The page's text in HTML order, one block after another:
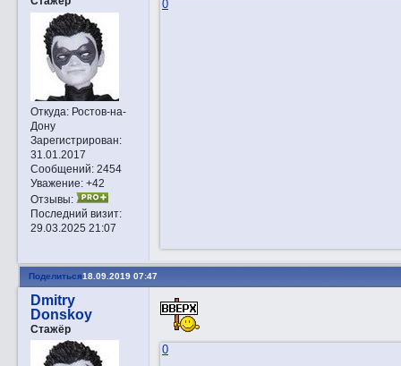
Откуда:Ростов-на-
Дону
Зарегистрирован:
31.01.2017
Сообщений:2454
Уважение: +42
Отзывы:
Последний визит:
29.03.2025 21:07
0
Поделиться18.09.2019 07:47
Dmitry
Donskoy
Стажёр
0